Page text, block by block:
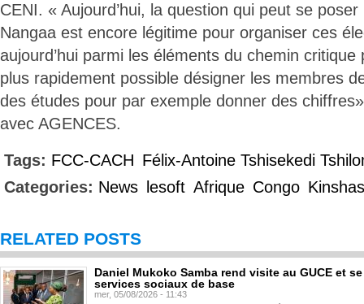
CENI. « Aujourd’hui, la question qui peut se poser
Nangaa est encore légitime pour organiser ces
aujourd’hui parmi les éléments du chemin
plus rapidement possible désigner les membres
des études pour par exemple donner des
avec AGENCES.
Tags: FCC-CACH Félix-Antoine Tshisekedi
Categories: News lesoft Afrique Congo
RELATED POSTS
Daniel Mukoko Samba rend visite au GUCE et
services sociaux de base
mer, 05/08/2026 - 11:43